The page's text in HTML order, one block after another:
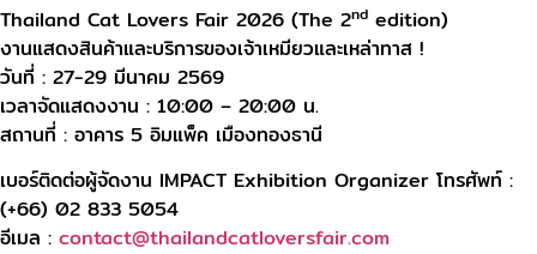
Thailand Cat Lovers Fair 2026 (The 2nd edition)
งานแสดงสินค้าและบริการของเจ้าเหมียวและเหล่าทาส !
วันที่ : 27-29 มีนาคม 2569
เวลาจัดแสดงงาน : 10:00 – 20:00 น.
สถานที่ : อาคาร 5 อิมแพ็ค เมืองทองธานี
เบอร์ติดต่อผู้จัดงาน IMPACT Exhibition Organizer โทรศัพท์ :
(+66) 02 833 5054
อีเมล : contact@thailandcatloversfair.com